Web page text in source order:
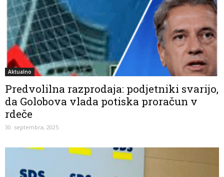
Aktualno
Predvolilna razprodaja: podjetniki svarijo,
da Golobova vlada potiska proračun v
rdeče
30. septembra, 2025